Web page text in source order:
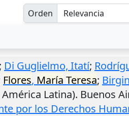
Orden
; Di Guglielmo, Itatí;
Flores, María Teresa;
Latina). Buenos
por los Derechos